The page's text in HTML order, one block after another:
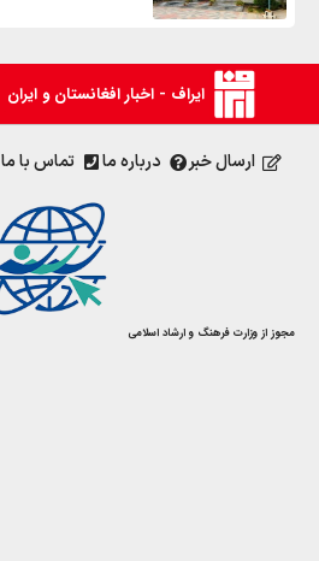
ایراف - اخبار افغانستان و ایران
ارسال خبر درباره ما تماس با ما
مجوز از وزارت فرهنگ و ارشاد اسلامی